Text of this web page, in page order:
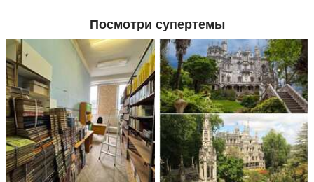
Посмотри супертемы